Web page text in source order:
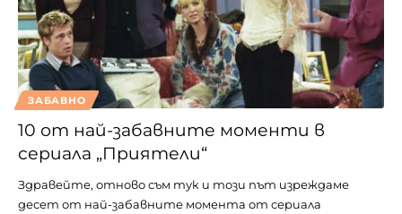
ЗАБАВНО
10 от най-забавните моменти в
сериала „Приятели“
Здравейте, отново съм тук и този път изреждаме
десет от най-забавните момента от сериала